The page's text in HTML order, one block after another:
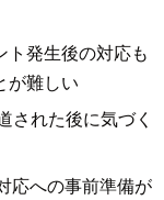
発生後の対応も
が難しい
された後に気づく
応への事前準備が